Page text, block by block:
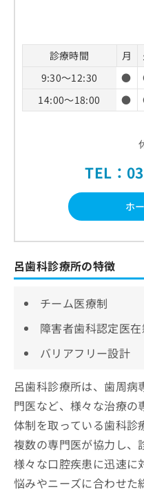
診療時間 月
9:30～12:30
●
14:00～18:00
●
TEL：
ホ
呂歯科診療所の特徴
チーム医療制
障害者歯科認定医
バリアフリー設計
呂歯科診療所は、歯周
門医など、様々な治療の
体制を取っている歯科診
複数の専門医が協力し、
様々な口腔疾患に迅速に
悩みやニーズに合わせた